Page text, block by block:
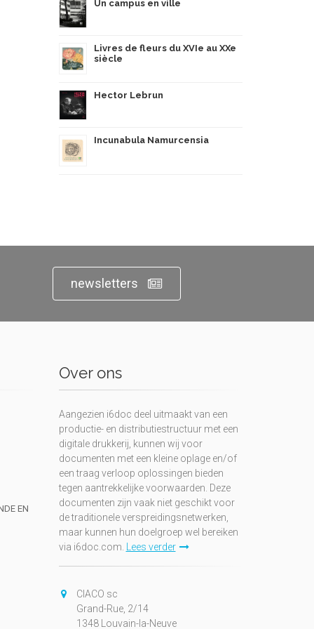
Un campus en ville
Livres de fleurs du XVIe au XXe
siècle
Hector Lebrun
Incunabula Namurcensia
newsletters
EN
Over ons
Aangezien i6doc deel uitmaakt van een
productie- en distributiestructuur met een
digitale drukkerij, kunnen wij voor
documenten met een kleine oplage en/of
een traag verloop oplossingen bieden
tegen aantrekkelijke voorwaarden. Deze
documenten zijn vaak niet geschikt voor
de traditionele verspreidingsnetwerken,
maar kunnen hun doelgroep wel bereiken
via i6doc.com. Lees verder
CIACO sc
Grand-Rue, 2/14
1348 Louvain-la-Neuve